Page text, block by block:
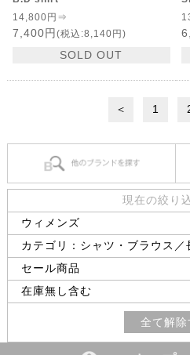
14,800円⇒
7,400円 (税込:8,140円)
SOLD OUT
＜ 1
現在の絞り
ウィメンズ
カテゴリ：シャツ・ブラウス／
セール商品
在庫無し含む
全て解除